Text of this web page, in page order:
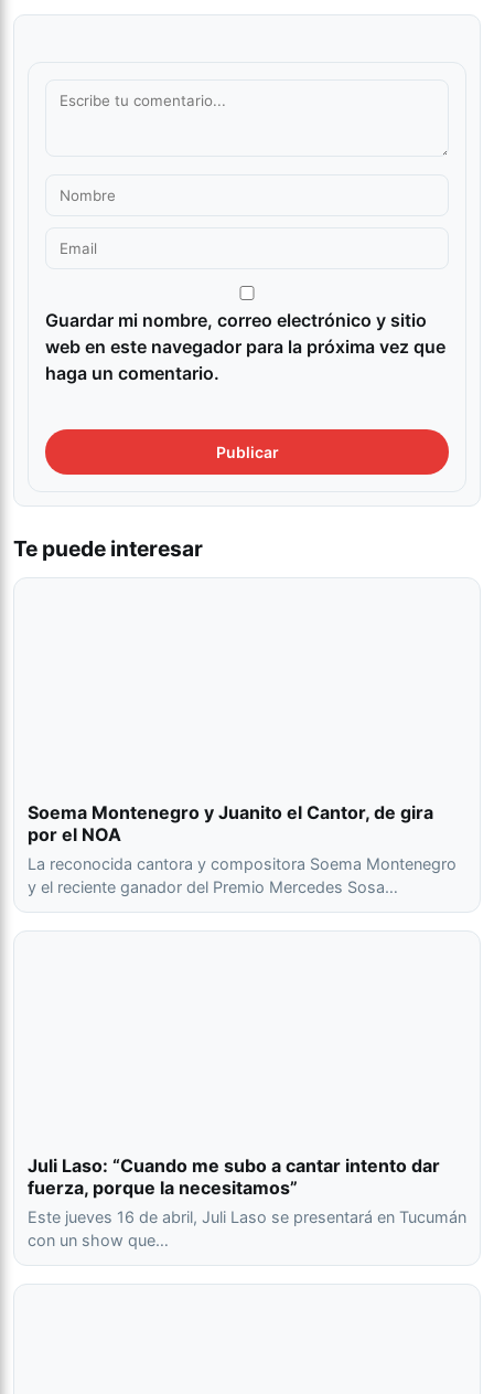
Guardar mi nombre, correo electrónico y sitio
web en este navegador para la próxima vez que
haga un comentario.
Te puede interesar
Soema Montenegro y Juanito el Cantor, de gira
por el NOA
La reconocida cantora y compositora Soema Montenegro
y el reciente ganador del Premio Mercedes Sosa…
Juli Laso: “Cuando me subo a cantar intento dar
fuerza, porque la necesitamos”
Este jueves 16 de abril, Juli Laso se presentará en Tucumán
con un show que…